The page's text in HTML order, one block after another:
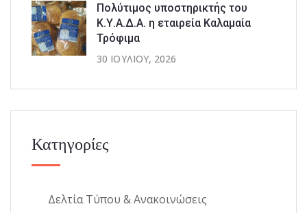
Πολύτιμος υποστηρικτής του
Κ.Υ.Α.Δ.Α. η εταιρεία Καλαμαία
Τρόφιμα
30 ΙΟΥΛΊΟΥ, 2026
Κατηγορίες
Δελτία Τύπου & Ανακοινώσεις